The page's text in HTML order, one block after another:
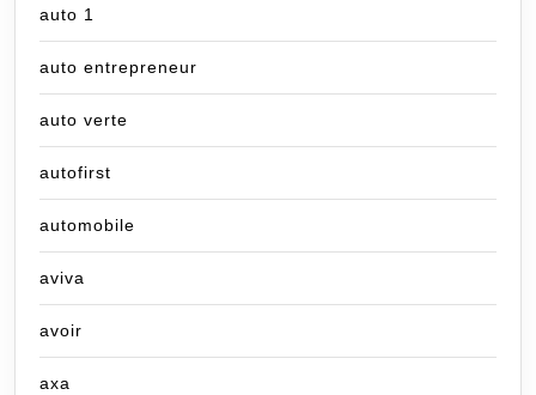
auto 1
auto entrepreneur
auto verte
autofirst
automobile
aviva
avoir
axa